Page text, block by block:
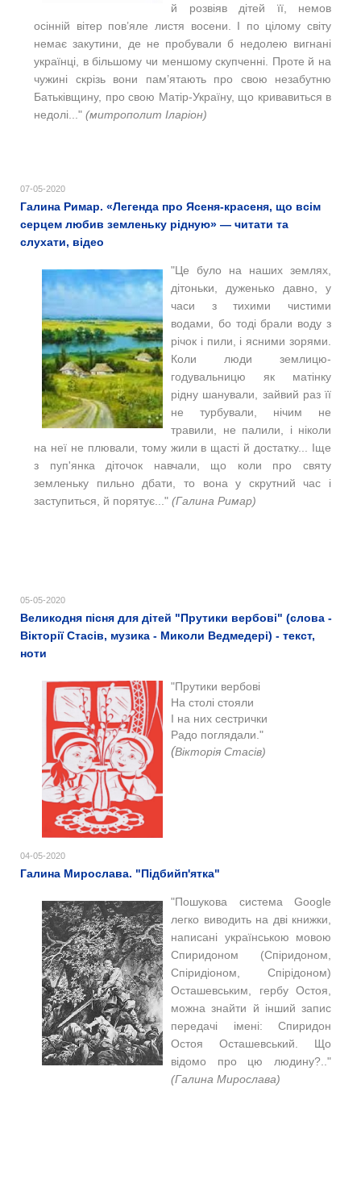
й розвіяв дітей її, немов
осінній вітер пов’яле листя восени. І по цілому світу
немає закутини, де не пробували б недолею вигнані
українці, в більшому чи меншому скупченні. Проте й на
чужині скрізь вони пам’ятають про свою незабутню
Батьківщину, про свою Матір-Україну, що кривавиться в
недолі..." (митрополит Іларіон)
07-05-2020
Галина Римар. «Легенда про Ясеня-красеня, що всім
серцем любив земленьку рідную» — читати та
слухати, відео
"Це було на наших землях,
дітоньки, дуженько давно, у
часи з тихими чистими
водами, бо тоді брали воду з
річок і пили, і ясними зорями.
Коли люди землицю-
годувальницю як матінку
рідну шанували, зайвий раз її
не турбували, нічим не
травили, не палили, і ніколи
на неї не плювали, тому жили в щасті й достатку... Іще
з пуп'янка діточок навчали, що коли про святу
земленьку пильно дбати, то вона у скрутний час і
заступиться, й порятує..." (Галина Римар)
05-05-2020
Великодня пісня для дітей "Прутики вербові" (слова -
Вікторії Стасів, музика - Миколи Ведмедері) - текст,
ноти
"Прутики вербові
На столі стояли
І на них сестрички
Радо поглядали."
(Вікторія Стасів)
04-05-2020
Галина Мирослава. "Підбийп'ятка"
"Пошукова система Google
легко виводить на дві книжки,
написані українською мовою
Спиридоном (Спіридоном,
Спіридіоном, Спірідоном)
Осташевським, гербу Остоя,
можна знайти й інший запис
передачі імені: Спиридон
Остоя Осташевський. Що
відомо про цю людину?.."
(Галина Мирослава)